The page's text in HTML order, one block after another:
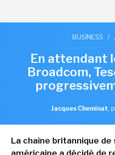
BUSINESS /
En attendant
Broadcom,
Jacques Cheminat,
La chaîne britannique
américaine a décidé de